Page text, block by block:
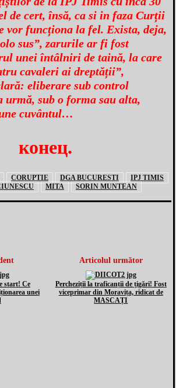
de cert, însă, ca si in faza Curții
vor funcționa la fel. Exista, deja,
sus”, zarurile ar fi fost
unei întâlniri de taină, la care
cavaleri ai dreptății”,
eliberare sub control
sub o forma sau alta,
cuvântul…
конец.
CORUPTIE DGA BUCURESTI
IPJ TIMIS
MITA
SORIN MUNTEAN
start! Ce
unei
Articolul următor
Percheziții la traficanții de țigări! Fost
viceprimar din Moravița, ridicat de
MASCAȚI